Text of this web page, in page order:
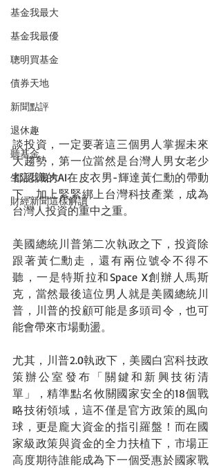
基金我最大
基金我最優
聰明買基金
債券天地
新聞點評
退休趣
聽基金
生活我最大
財經新聞這樣解讀
談投資，一定要著這三個男人掌握未來
大趨勢，第一位當然是台灣人男女老少
都認識的AI在皮衣男-輝達黃仁勳的帶動
下，加上緊緊綁上台灣科技產業，成為
台灣人投資的重中之重。
美國總統川普第二次執政之下，投資除
跟著黃仁勳走，還有兩位號令不得不
聽，一是特斯拉和Space X創辦人馬斯
克，當然最後這位男人就是美國總統川
普，川普的投顧可能是多頭司令，也可
能會帶來市場動盪。
尤其，川普2.0執政下，美國白宮科技政
策辦公室發布「關鍵和新興技術清
單」，精準點名攸關國家安全的18個戰
略技術領域，這不僅是官方政策的風向
球，更是龐大資金的指引羅盤！而在國
家級政策與資金的全力扶植下，市場正
高度期待誰能成為下一個受惠於國家戰